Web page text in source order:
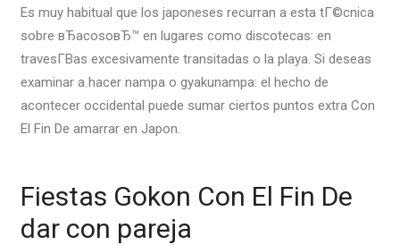
Es muy habitual que los japoneses recurran a esta tГ©cnica
sobre вЂacosoвЂ™ en lugares como discotecas: en
travesГ­В­as excesivamente transitadas o la playa. Si deseas
examinar a hacer nampa o gyakunampa: el hecho de
acontecer occidental puede sumar ciertos puntos extra Con
El Fin De amarrar en Japon.
Fiestas Gokon Con El Fin De
dar con pareja